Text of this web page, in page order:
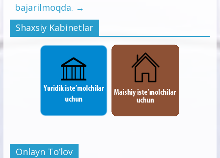
bajarilmoqda. →
Shaxsiy Kabinetlar
Onlayn To’lov